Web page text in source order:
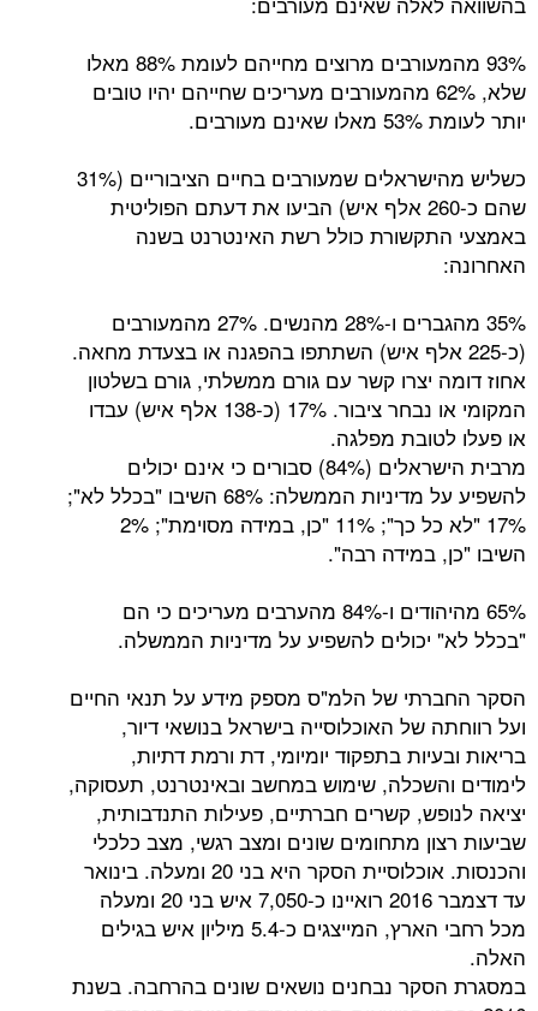
93% מהמעורבים מרוצים מחייהם לעומת 88% מאלו
שלא, 62% מהמעורבים מעריכים שחייהם יהיו טובים
כשליש מהישראלים שמעורבים בחיים הציבוריים (31%
שהם כ-260 אלף איש) הביעו את דעתם הפוליטית
כולל רשת האינטרנט בשנה
35% מהגברים ו-28% מהנשים. 27% מהמעורבים
אלף איש) השתתפו בהפגנה או בצעדת מחאה.
יצרו קשר עם גורם ממשלתי, גורם בשלטון
המקומי או נבחר ציבור. 17% (כ-138 אלף איש) עבדו
מפלגה.
מרבית הישראלים (84%) סבורים כי אינם יכולים
להשפיע על מדיניות הממשלה: 68% השיבו "בכלל לא";
17% "לא כל כך"; 11% "כן, במידה מסוימת"; 2%
במידה רבה".
65% מהיהודים ו-84% מהערבים מעריכים כי הם
להשפיע על מדיניות הממשלה.
של הלמ"ס מספק מידע על תנאי החיים
של האוכלוסייה בישראל בנושאי דיור,
בתפקוד יומיומי, דת ורמת דתיות,
שימוש במחשב ובאינטרנט, תעסוקה,
קשרים חברתיים, פעילות התנדבותית,
מתחומים שונים ומצב רגשי, מצב כלכלי
והכנסות. אוכלוסיית הסקר היא בני 20 ומעלה. בינואר
עד דצמבר 2016 רואיינו כ-7,050 איש בני 20 ומעלה
מכל רחבי הארץ, המייצגים כ-5.4 מיליון איש בגילים
נבחנים נושאים שונים בהרחבה. בשנת